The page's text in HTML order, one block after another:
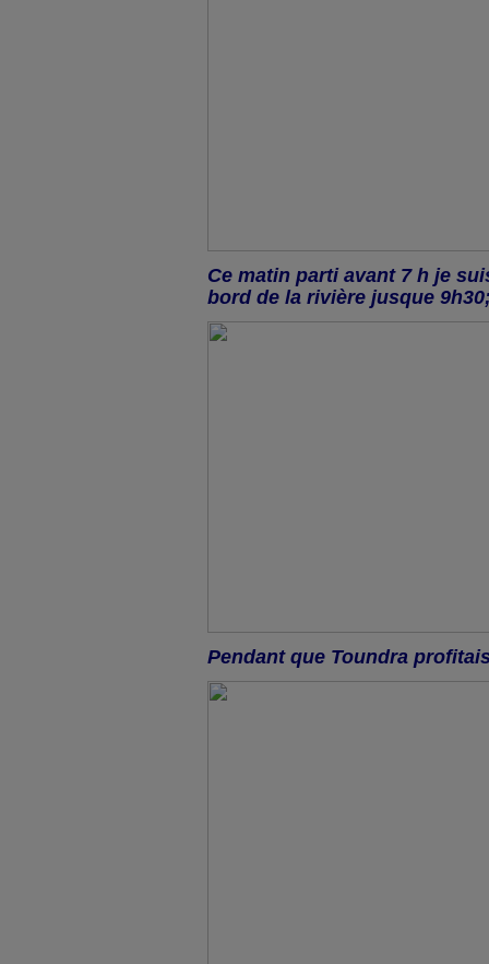
Ce matin parti avant 7 h je
bord de la rivière jusque
Pendant que Toundra